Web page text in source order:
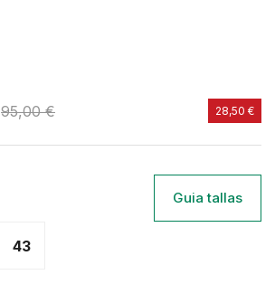
95,00 € 28,50 €
Guia tallas
43